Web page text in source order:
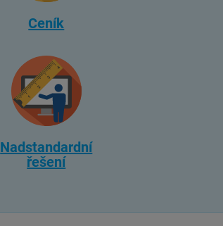
Ceník
Nadstandardní
řešení